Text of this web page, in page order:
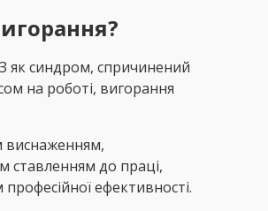
як синдром, спричинений
на роботі, вигорання
виснаженням,
ставленням до праці,
ефективності.